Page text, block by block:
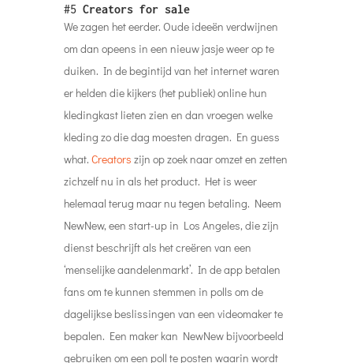
#5 Creators for sale
We zagen het eerder. Oude ideeën verdwijnen
om dan opeens in een nieuw jasje weer op te
duiken. In de begintijd van het internet waren
er helden die kijkers (het publiek) online hun
kledingkast lieten zien en dan vroegen welke
kleding zo die dag moesten dragen. En guess
what. Creators zijn op zoek naar omzet en zetten
zichzelf nu in als het product. Het is weer
helemaal terug maar nu tegen betaling. Neem
NewNew, een start-up in Los Angeles, die zijn
dienst beschrijft als het creëren van een
‘menselijke aandelenmarkt’. In de app betalen
fans om te kunnen stemmen in polls om de
dagelijkse beslissingen van een videomaker te
bepalen. Een maker kan NewNew bijvoorbeeld
gebruiken om een ​​poll te posten waarin wordt